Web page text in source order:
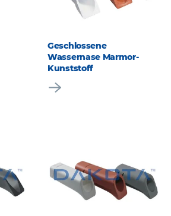
Geschlossene
Wassernase Marmor-
Kunststoff